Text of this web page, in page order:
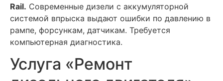
Rail. Современные дизели с аккумуляторной
системой впрыска выдают ошибки по давлению в
рампе, форсункам, датчикам. Требуется
компьютерная диагностика.
Услуга «Ремонт